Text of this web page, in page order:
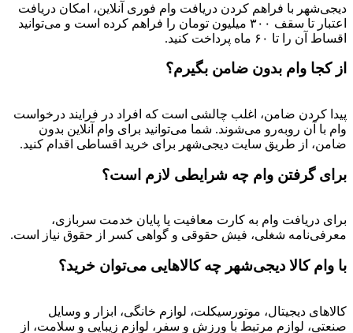
دیجی‌شهر با فراهم کردن دریافت وام فوری آنلاین، امکان دریافت
اعتبار تا سقف ۳۰۰ میلیون تومان را فراهم کرده است و می‌توانید
اقساط آن را تا ۶۰ ماه پرداخت کنید.
از کجا وام بدون ضامن بگیرم؟
پیدا کردن ضامن، اغلب چالشی است که افراد در فرایند درخواست
وام با آن روبه‌رو می‌شوند. شما می‌توانید برای وام آنلاین بدون
ضامن، از طریق سایت دیجی‌شهر برای خرید اقساطی اقدام کنید.
برای گرفتن وام چه شرایطی لازم است؟
برای دریافت وام به کارت معافیت یا پایان خدمت سربازی،
معرفی‌نامه شغلی، فیش حقوقی و گواهی کسر از حقوق نیاز است.
با وام کالا دیجی‌شهر چه کالاهایی می‌توان خرید؟
کالاهای دیجیتال، موتورسیکلت، لوازم خانگی، ابزار و وسایل
صنعتی، لوازم مرتبط با ورزش و سفر، لوازم زیبایی و سلامت، از